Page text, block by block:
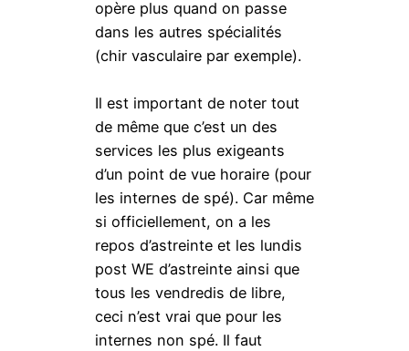
opère plus quand on passe
dans les autres spécialités
(chir vasculaire par exemple).
Il est important de noter tout
de même que c’est un des
services les plus exigeants
d’un point de vue horaire (pour
les internes de spé). Car même
si officiellement, on a les
repos d’astreinte et les lundis
post WE d’astreinte ainsi que
tous les vendredis de libre,
ceci n’est vrai que pour les
internes non spé. Il faut